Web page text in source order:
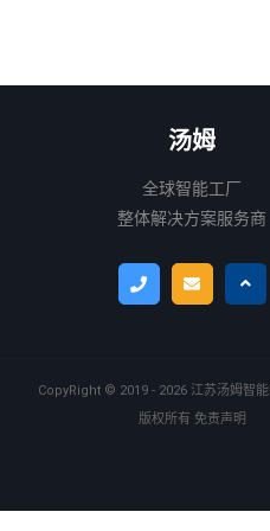
汤姆
全球智能工厂
整体解决方案服务商
CopyRight © 2019 - 2026 江苏汤姆智
版权所有 免责声明